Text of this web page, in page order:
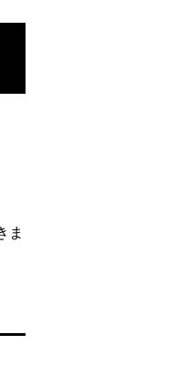
ま